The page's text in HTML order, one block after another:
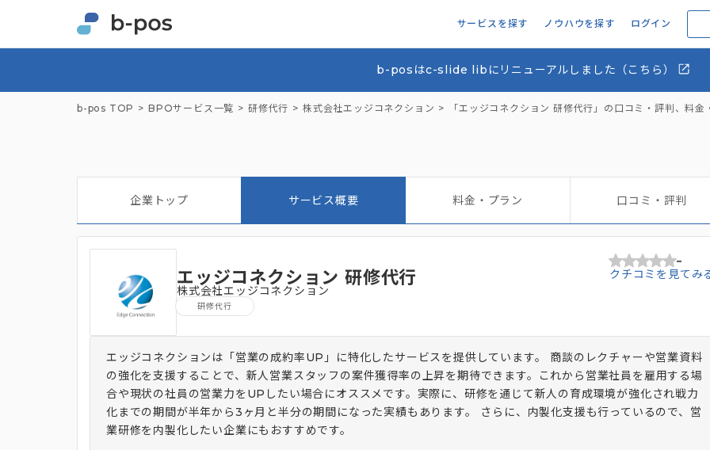
サービスを探す ノウハウを探す ログイン
b-posはc-slide libにリニューアルしました（こちら）
b-pos TOP BPOサービス一覧 研修代行 株式会社エッジコネクション 「エッジコネクション 研修代行」の口コミ・評判、料金
企業トップ サービス概要 料金・プラン 口コミ・評判
エッジコネクション 研修代行
株式会社エッジコネクション
研修代行
-
クチコミを見てみ
エッジコネクションは「営業の成約率UP」に特化したサービスを提供しています。 商談のレクチャーや営業資料
の強化を支援することで、新人営業スタッフの案件獲得率の上昇を期待できます。これから営業社員を雇用する場
合や現状の社員の営業力をUPしたい場合にオススメです。実際に、研修を通じて新人の育成環境が強化され戦力
化までの期間が半年から3ヶ月と半分の期間になった実績もあります。 さらに、内製化支援も行っているので、営
業研修を内製化したい企業にもおすすめです。